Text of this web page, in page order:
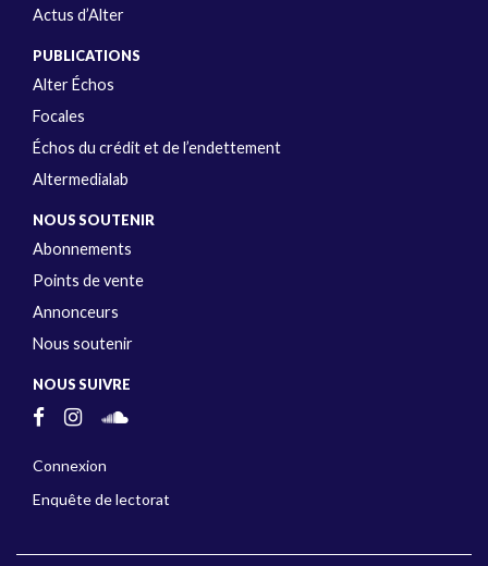
Actus d’Alter
PUBLICATIONS
Alter Échos
Focales
Échos du crédit et de l’endettement
Altermedialab
NOUS SOUTENIR
Abonnements
Points de vente
Annonceurs
Nous soutenir
NOUS SUIVRE
Connexion
Enquête de lectorat